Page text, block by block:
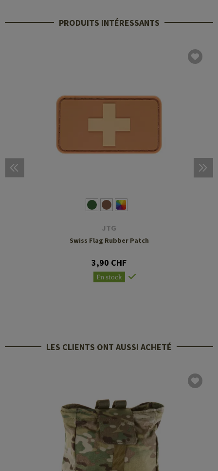
PRODUITS INTÉRESSANTS
JTG
Swiss Flag Rubber Patch
3,90 CHF
En stock
LES CLIENTS ONT AUSSI ACHETÉ